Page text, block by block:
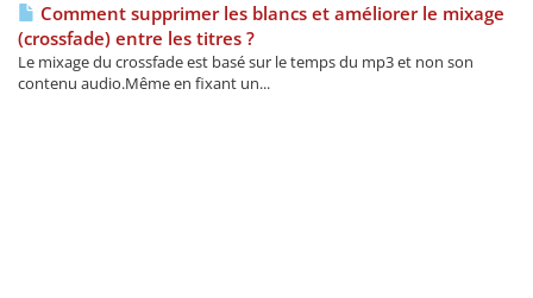
Comment supprimer les blancs et améliorer le mixage
(crossfade) entre les titres ?
Le mixage du crossfade est basé sur le temps du mp3 et non son
contenu audio.Même en fixant un...